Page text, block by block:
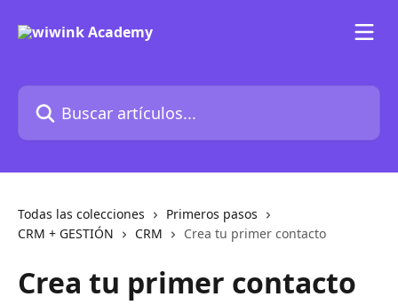
Buscar artículos...
Todas las colecciones
Primeros pasos
CRM + GESTIÓN
CRM Crea tu primer contacto
Crea tu primer contacto